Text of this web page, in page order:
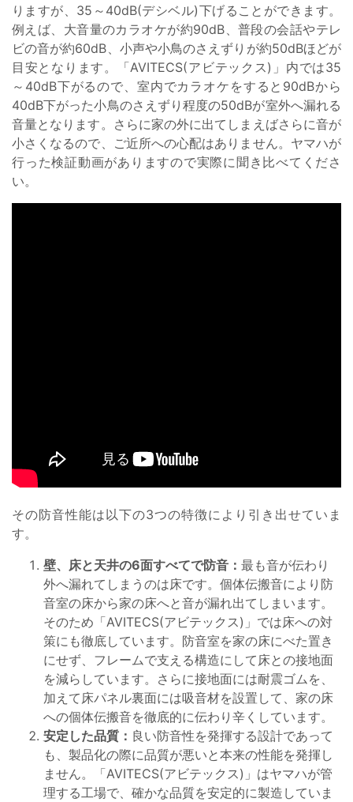
りますが、35～40dB(デシベル)下げることができます。
例えば、大音量のカラオケが約90dB、普段の会話やテレ
ビの音が約60dB、小声や小鳥のさえずりが約50dBほどが
目安となります。「AVITECS(アビテックス)」内では35
～40dB下がるので、室内でカラオケをすると90dBから
40dB下がった小鳥のさえずり程度の50dBが室外へ漏れる
音量となります。さらに家の外に出てしまえばさらに音が
小さくなるので、ご近所への心配はありません。ヤマハが
行った検証動画がありますので実際に聞き比べてくださ
い。
その防音性能は以下の3つの特徴により引き出せていま
す。
壁、床と天井の6面すべてで防音： 最も音が伝わり
外へ漏れてしまうのは床です。個体伝搬音により防
音室の床から家の床へと音が漏れ出てしまいます。
そのため「AVITECS(アビテックス)」では床への対
策にも徹底しています。防音室を家の床にべた置き
にせず、フレームで支える構造にして床との接地面
を減らしています。さらに接地面には耐震ゴムを、
加えて床パネル裏面には吸音材を設置して、家の床
への個体伝搬音を徹底的に伝わり辛くしています。
安定した品質： 良い防音性を発揮する設計であって
も、製品化の際に品質が悪いと本来の性能を発揮し
ません。「AVITECS(アビテックス)」はヤマハが管
理する工場で、確かな品質を安定的に製造していま